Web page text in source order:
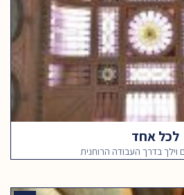
לכל אחד
וילך בדרך העבודה הרוחנית